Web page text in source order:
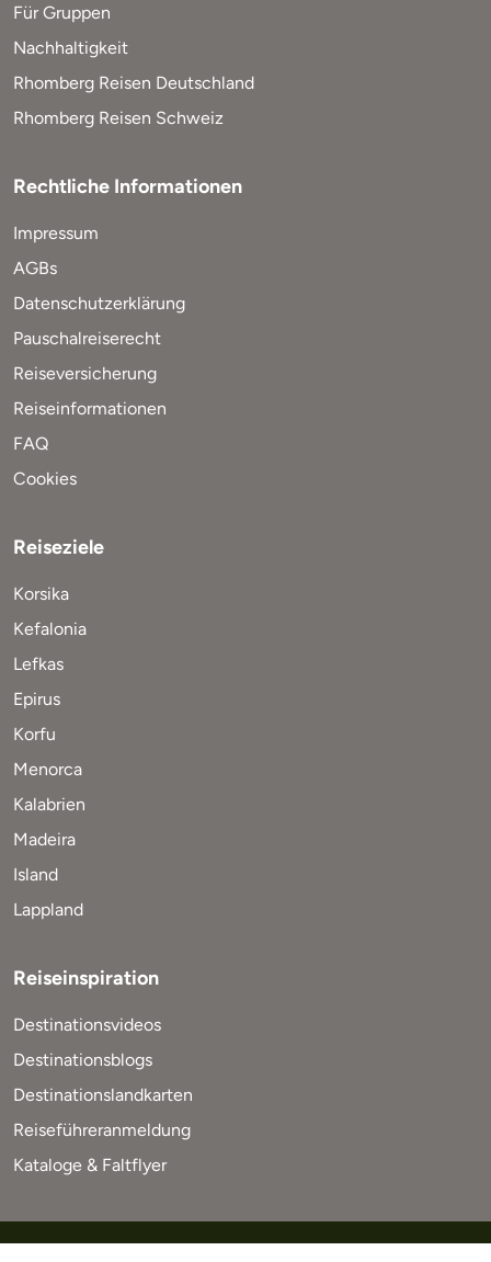
Für Gruppen
Nachhaltigkeit
Rhomberg Reisen Deutschland
Rhomberg Reisen Schweiz
Rechtliche Informationen
Impressum
AGBs
Datenschutzerklärung
Pauschalreiserecht
Reiseversicherung
Reiseinformationen
FAQ
Cookies
Reiseziele
Korsika
Kefalonia
Lefkas
Epirus
Korfu
Menorca
Kalabrien
Madeira
Island
Lappland
Reiseinspiration
Destinationsvideos
Destinationsblogs
Destinationslandkarten
Reiseführeranmeldung
Kataloge & Faltflyer